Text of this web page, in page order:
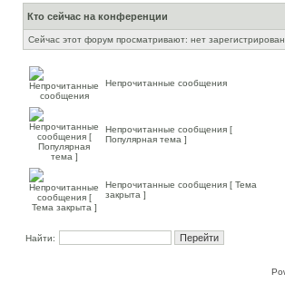
Кто сейчас на конференции
Сейчас этот форум просматривают: нет
Непрочитанные сообщения
Непрочитанные сообщения [
Популярная тема ]
Непрочитанные сообщения [ Тема
закрыта ]
Найти: